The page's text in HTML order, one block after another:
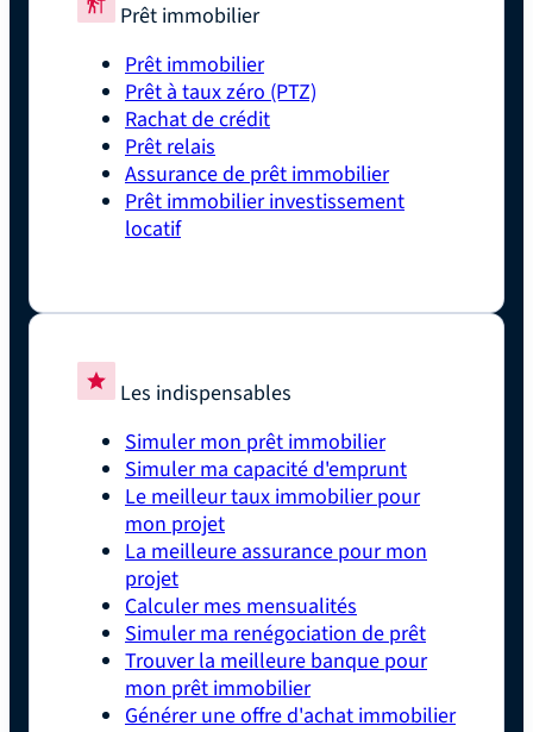
Prêt immobilier
Prêt immobilier
Prêt à taux zéro (PTZ)
Rachat de crédit
Prêt relais
Assurance de prêt immobilier
Prêt immobilier investissement
locatif
Les indispensables
Simuler mon prêt immobilier
Simuler ma capacité d'emprunt
Le meilleur taux immobilier pour
mon projet
La meilleure assurance pour mon
projet
Calculer mes mensualités
Simuler ma renégociation de prêt
Trouver la meilleure banque pour
mon prêt immobilier
Générer une offre d'achat immobilier